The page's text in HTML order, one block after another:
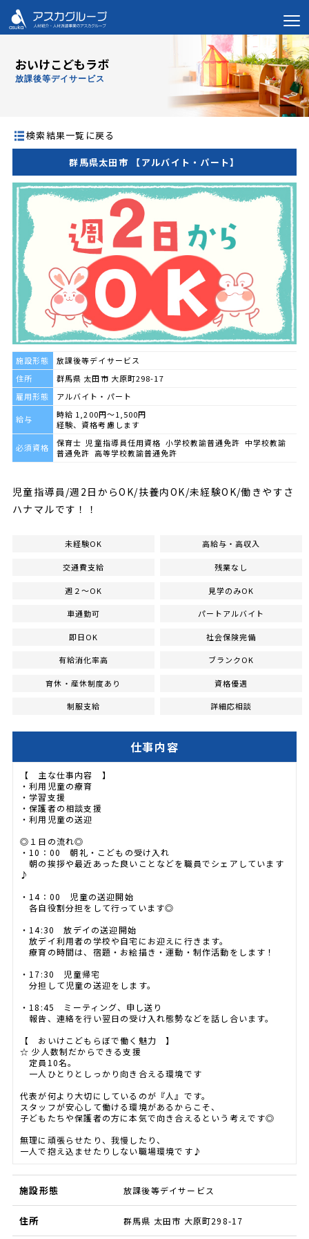
おいけこどもラボ
放課後等デイサービス
検索結果一覧に戻る
群馬県太田市 【アルバイト・パート】
施設形態
放課後等デイサービス
住所
群馬県 太田市 大原町298-17
雇用形態
アルバイト・パート
給与
時給 1,200円～1,500円
経験、資格考慮します
必須資格
保育士 児童指導員任用資格 小学校教諭普通免許 中学校教諭
普通免許 高等学校教諭普通免許
児童指導員/週2日からOK/扶養内OK/未経験OK/働きやすさ
ハナマルです！！
未経験OK 高給与・高収入
交通費支給 残業なし
週２～OK 見学のみOK
車通勤可 パートアルバイト
即日OK 社会保険完備
有給消化率高 ブランクOK
育休・産休制度あり 資格優遇
制服支給 詳細応相談
仕事内容
【 主な仕事内容 】
・利用児童の療育
・学習支援
・保護者の相談支援
・利用児童の送迎
◎１日の流れ◎
・10：00 朝礼・こどもの受け入れ
朝の挨拶や最近あった良いことなどを職員でシェアしています
♪
・14：00 児童の送迎開始
各自役割分担をして行っています◎
・14:30 放デイの送迎開始
放デイ利用者の学校や自宅にお迎えに行きます。
療育の時間は、宿題・お絵描き・運動・制作活動をします！
・17:30 児童帰宅
分担して児童の送迎をします。
・18:45 ミーティング、申し送り
報告、連絡を行い翌日の受け入れ態勢などを話し合います。
【 おいけこどもらぼで働く魅力 】
☆ 少人数制だからできる支援
定員10名。
一人ひとりとしっかり向き合える環境です
代表が何より大切にしているのが『人』です。
スタッフが安心して働ける環境があるからこそ、
子どもたちや保護者の方に本気で向き合えるという考えです◎
無理に頑張らせたり、我慢したり、
一人で抱え込ませたりしない職場環境です♪
施設形態 放課後等デイサービス
住所 群馬県 太田市 大原町298-17